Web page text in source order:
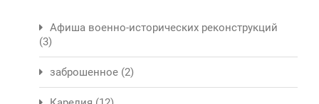
Афиша военно-исторических реконструкций
(3)
заброшенное (2)